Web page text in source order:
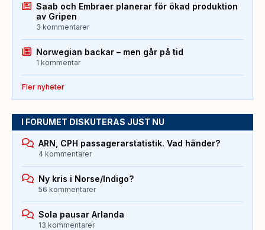
Saab och Embraer planerar för ökad produktion
av Gripen
3 kommentarer
Norwegian backar – men går på tid
1 kommentar
Fler nyheter
I FORUMET DISKUTERAS JUST NU
ARN, CPH passagerarstatistik. Vad händer?
4 kommentarer
Ny kris i Norse/Indigo?
56 kommentarer
Sola pausar Arlanda
13 kommentarer